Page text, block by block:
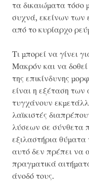
τα δικαιώματα τόσο
συχνά, εκείνων των
από το κυρίαρχο
Τι μπορεί να γίνει
Μακρόν και να
της επικίνδυνης
είναι η εξέταση
τυγχάνουν
λαϊκιστές
λύσεων σε σύνθετα
εξιλαστήρια
αυτό δεν πρέπει να
πραγματικά
άνοδό τους.